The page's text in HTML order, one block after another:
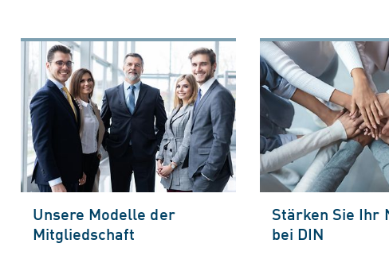
Unsere Modelle der
Mitgliedschaft
Stärken Sie Ihr
bei DIN